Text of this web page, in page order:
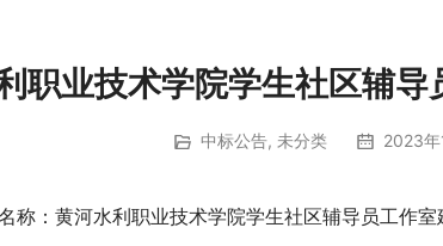
职业技术学院学生社区辅
中标公告, 未分类 2023
称：黄河水利职业技术学院学生社区辅导员工作室